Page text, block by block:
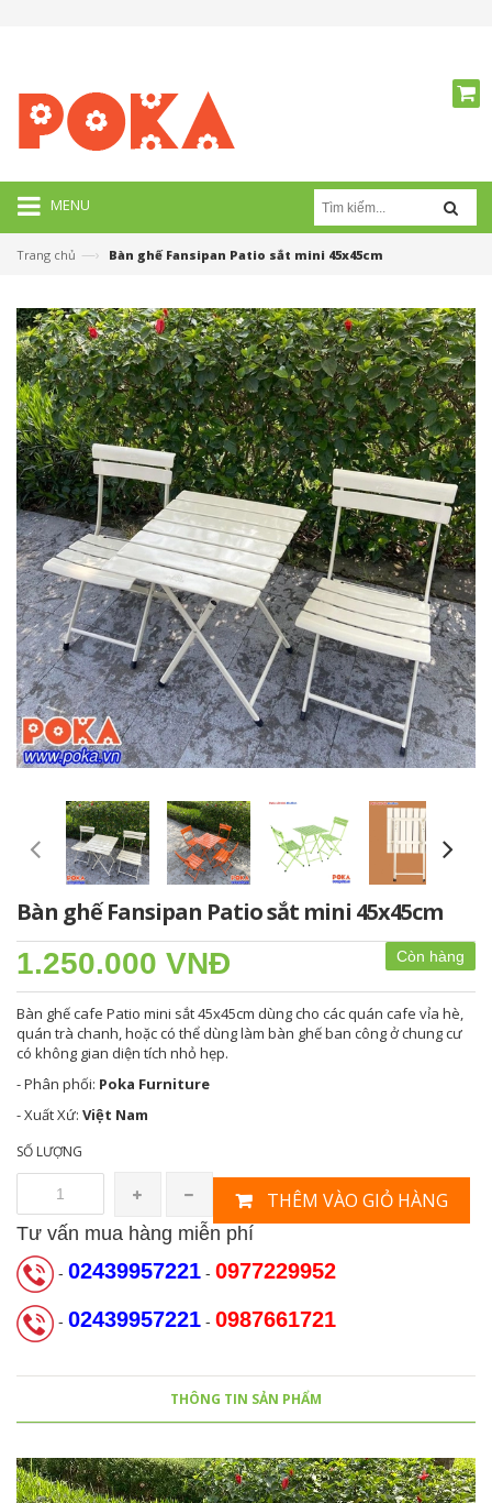
MENU
Trang chủ —› Bàn ghế Fansipan Patio sắt mini 45x45cm
Bàn ghế Fansipan Patio sắt mini 45x45cm
Còn hàng
1.250.000 VNĐ
Bàn ghế cafe Patio mini sắt 45x45cm dùng cho các quán cafe vỉa hè,
quán trà chanh, hoặc có thể dùng làm bàn ghế ban công ở chung cư
có không gian diện tích nhỏ hẹp.
- Phân phối: Poka Furniture
- Xuất Xứ: Việt Nam
SỐ LƯỢNG
THÊM VÀO GIỎ HÀNG
Tư vấn mua hàng miễn phí
- 02439957221 - 0977229952
- 02439957221 - 0987661721
THÔNG TIN SẢN PHẨM